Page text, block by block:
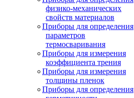
физико-механических
свойств материалов
Приборы для определения
параметров
термосваривания
Приборы для измерения
коэффициента трения
Приборы для измерения
толщины пленок
Приборы для определения